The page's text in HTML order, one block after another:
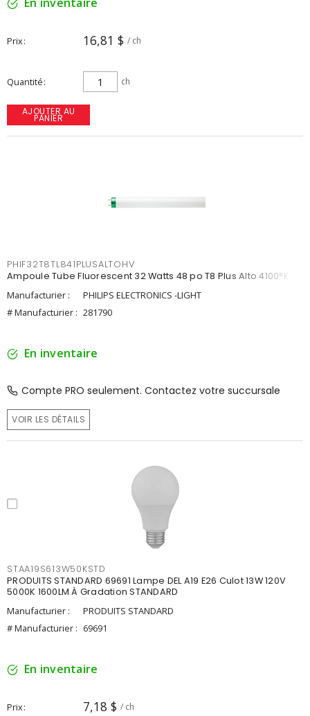
Prix 16,81 $ / ch
Quantité ch
AJOUTER AU
PANIER
PHIF32T8TL841PLUSALTOHV
Ampoule Tube Fluorescent 32 Watts 48 po T8 Plus Alto 4100°K
Manufacturier :
PHILIPS ELECTRONICS -LIGHT
# Manufacturier : 281790
En inventaire
Compte PRO seulement. Contactez votre succursale
VOIR LES DÉTAILS
STAA19S613W50KSTD
PRODUITS STANDARD 69691 Lampe DEL A19 E26 Culot 13W 120V
5000K 1600LM À Gradation STANDARD
Manufacturier :
PRODUITS STANDARD
# Manufacturier : 69691
En inventaire
Prix 7,18 $ / ch